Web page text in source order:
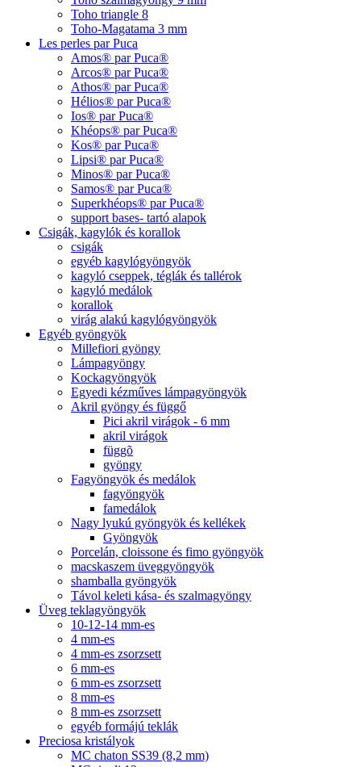
Toho triangle 8
Toho-Magatama 3 mm
Les perles par Puca
Amos® par Puca®
Arcos® par Puca®
Athos® par Puca®
Hélios® par Puca®
Ios® par Puca®
Khéops® par Puca®
Kos® par Puca®
Lipsi® par Puca®
Minos® par Puca®
Samos® par Puca®
Superkhéops® par Puca®
support bases- tartó alapok
Csigák, kagylók és korallok
csigák
egyéb kagylógyöngyök
kagyló cseppek, téglák és tallérok
kagyló medálok
korallok
virág alakú kagylógyöngyök
Egyéb gyöngyök
Millefiori gyöngy
Lámpagyöngy
Kockagyöngyök
Egyedi kézműves lámpagyöngyök
Akril gyöngy és függő
Pici akril virágok - 6 mm
akril virágok
függõ
gyöngy
Fagyöngyök és medálok
fagyöngyök
famedálok
Nagy lyukú gyöngyök és kellékek
Gyöngyök
Porcelán, cloissone és fimo gyöngyök
macskaszem üveggyöngyök
shamballa gyöngyök
Távol keleti kása- és szalmagyöngy
Üveg teklagyöngyök
10-12-14 mm-es
4 mm-es
4 mm-es zsorzsett
6 mm-es
6 mm-es zsorzsett
8 mm-es
8 mm-es zsorzsett
egyéb formájú teklák
Preciosa kristályok
MC chaton SS39 (8,2 mm)